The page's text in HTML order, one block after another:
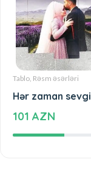
Tablo, Rəsm əsərləri
Hər zaman sevgi
101 AZN